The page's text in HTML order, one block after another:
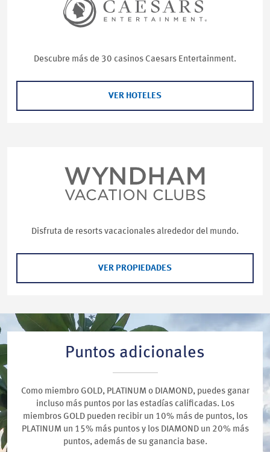
Descubre más de 30 casinos Caesars Entertainment.
VER HOTELES
Disfruta de resorts vacacionales alrededor del mundo.
VER PROPIEDADES
Puntos adicionales
Como miembro GOLD, PLATINUM o DIAMOND, puedes ganar
incluso más puntos por las estadías calificadas. Los
miembros GOLD pueden recibir un 10% más de puntos, los
PLATINUM un 15% más puntos y los DIAMOND un 20% más
puntos, además de su ganancia base.